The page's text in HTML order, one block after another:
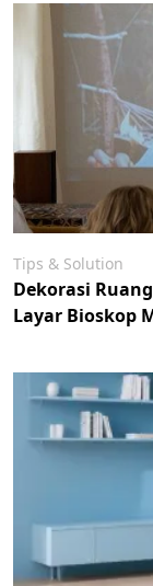
Tips & Solution
Dekorasi
Layar Bioskop